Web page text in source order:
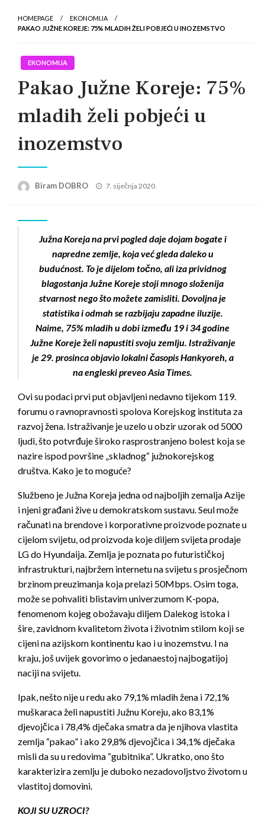
HOMEPAGE
EKONOMIJA
PAKAO JUŽNE KOREJE: 75% MLADIH ŽELI POBJEĆI U INOZEMSTVO
EKONOMIJA
Pakao Južne Koreje: 75%
mladih želi pobjeći u
inozemstvo
Biram DOBRO
Posted
7. siječnja 2020.
Južna Koreja na prvi pogled daje dojam bogate i
napredne zemlje, koja već gleda daleko u
budućnost. To je dijelom točno, ali iza prividnog
blagostanja Južne Koreje stoji mnogo složenija
stvarnost nego što možete zamisliti. Dovoljna je
statistika i odmah se razbijaju zapadne iluzije.
Naime, 75% mladih u dobi između 19 i 34 godine
Južne Koreje želi napustiti svoju zemlju. Istraživanje
je 29. prosinca objavio lokalni časopis Hankyoreh, a
na engleski preveo Asia Times.
Ovi su podaci prvi put objavljeni nedavno tijekom 119.
forumu o ravnopravnosti spolova Korejskog instituta za
razvoj žena. Istraživanje je uzelo u obzir uzorak od 5000
ljudi, što potvrđuje široko rasprostranjeno bolest koja se
nazire ispod površine „skladnog“ južnokorejskog
društva. Kako je to moguće?
Službeno je Južna Koreja jedna od najboljih zemalja Azije
i njeni građani žive u demokratskom sustavu. Seul može
računati na brendove i korporativne proizvode poznate u
cijelom svijetu, od proizvoda koje diljem svijeta prodaje
LG do Hyundaija. Zemlja je poznata po futurističkoj
infrastrukturi, najbržem internetu na svijetu s prosječnom
brzinom preuzimanja koja prelazi 50Mbps. Osim toga,
može se pohvaliti blistavim univerzumom K-popa,
fenomenom kojeg obožavaju diljem Dalekog istoka i
šire, zavidnom kvalitetom života i životnim stilom koji se
cijeni na azijskom kontinentu kao i u inozemstvu. I na
kraju, još uvijek govorimo o jedanaestoj najbogatijoj
naciji na svijetu.
Ipak, nešto nije u redu ako 79,1% mladih žena i 72,1%
muškaraca želi napustiti Južnu Koreju, ako 83,1%
djevojčica i 78,4% dječaka smatra da je njihova vlastita
zemlja “pakao” i ako 29,8% djevojčica i 34,1% dječaka
misli da su u redovima “gubitnika”. Ukratko, ono što
karakterizira zemlju je duboko nezadovoljstvo životom u
vlastitoj domovini.
KOJI SU UZROCI?